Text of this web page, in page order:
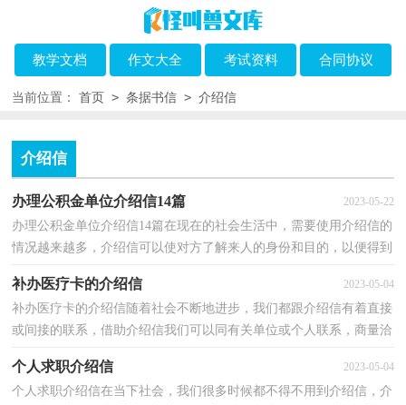
教学文档 作文大全 考试资料 合同协议
当前位置： 首页 > 条据书信 > 介绍信
介绍信
办理公积金单位介绍信14篇 2023-05-22
办理公积金单位介绍信14篇在现在的社会生活中，需要使用介绍信的
情况越来越多，介绍信可以使对方了解来人的身份和目的，以便得到
补办医疗卡的介绍信 2023-05-04
补办医疗卡的介绍信随着社会不断地进步，我们都跟介绍信有着直接
或间接的联系，借助介绍信我们可以同有关单位或个人联系，商量洽
个人求职介绍信 2023-05-04
个人求职介绍信在当下社会，我们很多时候都不得不用到介绍信，介